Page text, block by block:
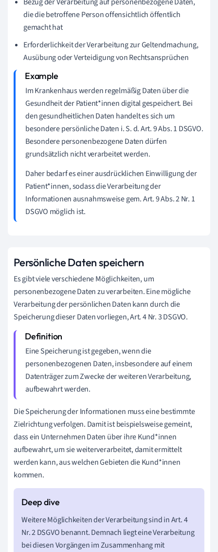
die die betroffene Person offensichtlich öffentlich
gemacht hat
Erforderlichkeit der Verarbeitung zur Geltendmachung,
Ausübung oder Verteidigung von Rechtsansprüchen
Im Krankenhaus werden regelmäßig Daten über die
Gesundheit der Patient*innen digital gespeichert. Bei
den gesundheitlichen Daten handelt es sich um
besondere persönliche Daten i. S. d. Art. 9 Abs. 1 DSGVO.
Besondere personenbezogene Daten dürfen
grundsätzlich nicht verarbeitet werden.
Daher bedarf es einer ausdrücklichen Einwilligung der
Patient*innen, sodass die Verarbeitung der
Informationen ausnahmsweise gem. Art. 9 Abs. 2 Nr. 1
DSGVO möglich ist.
Persönliche Daten speichern
Es gibt viele verschiedene Möglichkeiten, um
personenbezogene Daten zu verarbeiten. Eine mögliche
Verarbeitung der persönlichen Daten kann durch die
Speicherung dieser Daten vorliegen, Art. 4 Nr. 3 DSGVO.
Eine Speicherung ist gegeben, wenn die
personenbezogenen Daten, insbesondere auf einem
Datenträger zum Zwecke der weiteren Verarbeitung,
aufbewahrt werden.
Die Speicherung der Informationen muss eine bestimmte
Zielrichtung verfolgen. Damit ist beispielsweise gemeint,
dass ein Unternehmen Daten über ihre Kund*innen
aufbewahrt, um sie weiterverarbeitet, damit ermittelt
werden kann, aus welchen Gebieten die Kund*innen
kommen.
Weitere Möglichkeiten der Verarbeitung sind in Art. 4
Nr. 2 DSGVO benannt. Demnach liegt eine Verarbeitung
bei diesen Vorgängen im Zusammenhang mit